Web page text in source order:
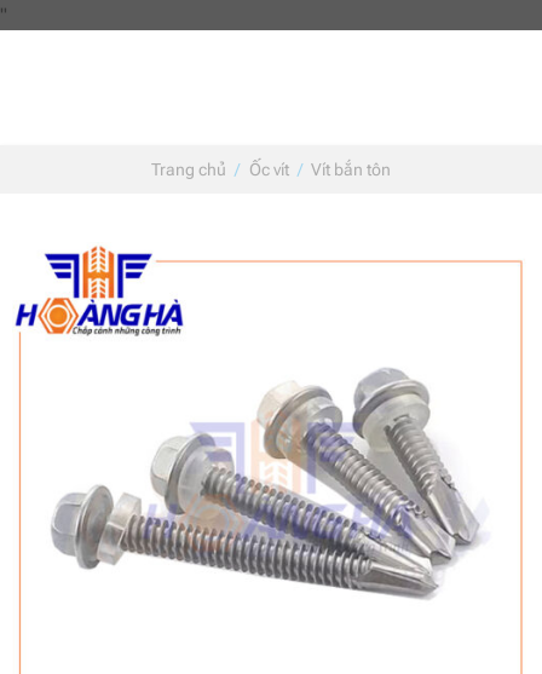
"
Trang chủ / Ốc vít / Vít bắn tôn